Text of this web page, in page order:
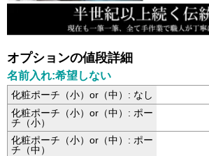
オプションの値段詳細
名前入れ:希望しない
化粧ポーチ（小）or（中）: なし
化粧ポーチ（小）or（中）: ポー
チ（小）
化粧ポーチ（小）or（中）: ポー
チ（中）